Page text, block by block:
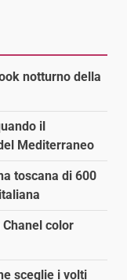
notturno della
il
Mediterraneo
toscana di 600
color
sceglie i volti